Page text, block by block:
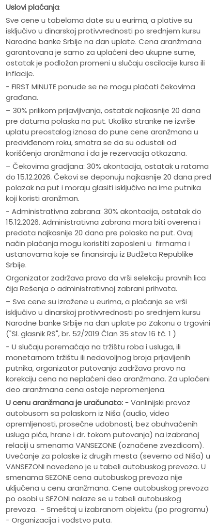
Uslovi plaćanja:
Sve cene u tabelama date su u eurima, a plative su
isključivo u dinarskoj protivvrednosti po srednjem kursu
Narodne banke Srbije na dan uplate. Cena aranžmana
garantovana je samo za uplaćeni deo ukupne sume,
ostatak je podložan promeni u slučaju oscilacije kursa ili
inflacije.
- FIRST MINUTE ponude se ne mogu plaćati čekovima
građana.
– 30% prilikom prijavljivanja, ostatak najkasnije 20 dana
pre datuma polaska na put. Ukoliko stranke ne izvrše
uplatu preostalog iznosa do pune cene aranžmana u
predviđenom roku, smatra se da su odustali od
korišćenja aranžmana i da je rezervacija otkazana.
– Čekovima gradjana: 30% akontacija, ostatak u ratama
do 15.12.2026. Čekovi se deponuju najkasnije 20 dana pred
polazak na put i moraju glasiti isključivo na ime putnika
koji koristi aranžman.
- Administrativna zabrana: 30% akontacija, ostatak do
15.12.2026. Administrativna zabrana mora biti overena i
predata najkasnije 20 dana pre polaska na put. Ovaj
način plaćanja mogu koristiti zaposleni u firmama i
ustanovama koje se finansiraju iz Budžeta Republike
Srbije.
Organizator zadržava pravo da vrši selekciju pravnih lica
čija Rešenja o administrativnoj zabrani prihvata.
– Sve cene su izražene u eurima, a plaćanje se vrši
isključivo u dinarskoj protivvrednosti po srednjem kursu
Narodne banke Srbije na dan uplate po Zakonu o trgovini
("Sl. glasnik RS", br. 52/2019 Član 35 stav 16 tč. 1 )
- U slučaju poremaćaja na tržištu roba i usluga, ili
monetarnom tržištu ili nedovoljnog broja prijavljenih
putnika, organizator putovanja zadržava pravo na
korekciju cena na neplaćeni deo aranžmana. Za uplaćeni
deo aranžmana cena ostaje nepromenjena.
U cenu aranžmana je uračunato: - Vanlinijski prevoz
autobusom sa polaskom iz Niša (audio, video
opremljenosti, prosečne udobnosti, bez obuhvaćenih
usluga pića, hrane i dr. tokom putovanja) na izabranoj
relaciji u smenama VANSEZONE (označene zvezdicom).
Uvećanje za polaske iz drugih mesta (severno od Niša) u
VANSEZONI navedeno je u tabeli autobuskog prevoza. U
smenama SEZONE cena autobuskog prevoza nije
uključena u cenu aranžmana. Cene autobuskog prevoza
po osobi u SEZONI nalaze se u tabeli autobuskog
prevoza. - Smeštaj u izabranom objektu (po programu)
- Organizacija i vođstvo puta.